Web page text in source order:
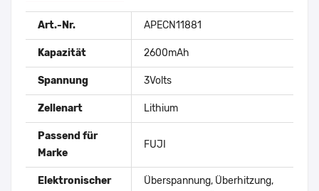
Art.-Nr. APECN11881
Kapazität 2600mAh
Spannung 3Volts
Zellenart Lithium
Passend für
Marke
FUJI
Elektronischer
Überspannung, Überhitzung,